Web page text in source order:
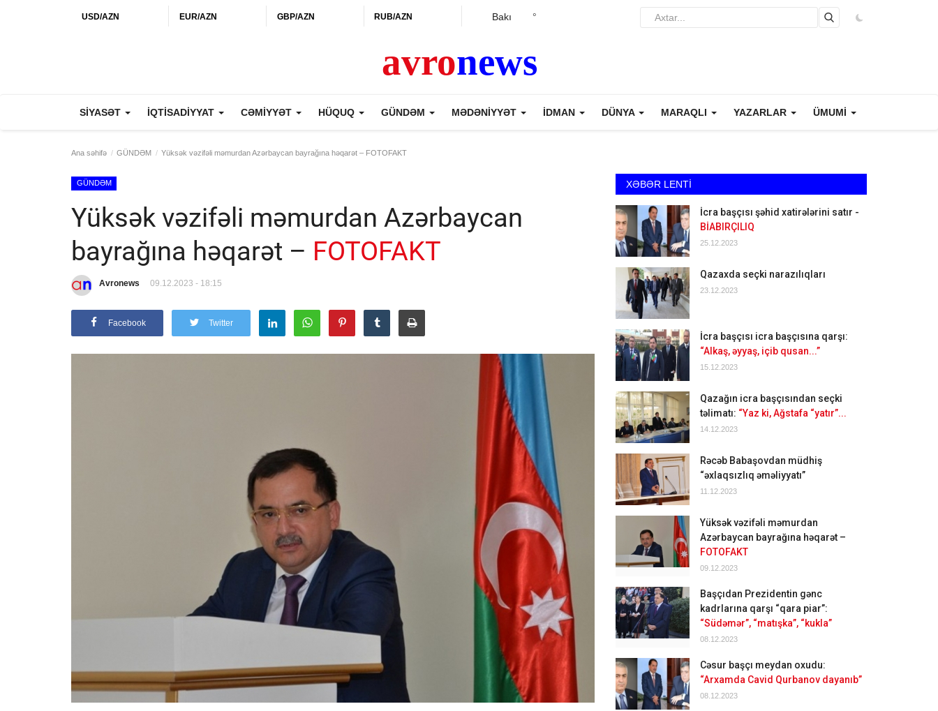
USD/AZN EUR/AZN GBP/AZN RUB/AZN Bakı °
SİYASƏT İQTİSADİYYAT CƏMİYYƏT HÜQUQ GÜNDƏM MƏDƏNİYYƏT İDMAN DÜNYA MARAQLI YAZARLAR ÜMUMİ
Ana səhifə GÜNDƏM Yüksək vəzifəli məmurdan Azərbaycan bayrağına həqarət – FOTOFAKT
GÜNDƏM
Yüksək vəzifəli məmurdan Azərbaycan
bayrağına həqarət – FOTOFAKT
Avronews 09.12.2023 - 18:15
Facebook Twitter
XƏBƏR LENTİ
İcra başçısı şəhid xatirələrini satır -
BİABIRÇILIQ
25.12.2023
Qazaxda seçki narazılıqları
23.12.2023
İcra başçısı icra başçısına qarşı:
“Alkaş, əyyaş, içib qusan...”
15.12.2023
Qazağın icra başçısından seçki
təlimatı: “Yaz ki, Ağstafa “yatır”...
14.12.2023
Rəcəb Babaşovdan müdhiş
“əxlaqsızlıq əməliyyatı”
11.12.2023
Yüksək vəzifəli məmurdan
Azərbaycan bayrağına həqarət –
FOTOFAKT
09.12.2023
Başçıdan Prezidentin gənc
kadrlarına qarşı “qara piar”:
“Südəmər”, “matışka”, “kukla”
08.12.2023
Cəsur başçı meydan oxudu:
“Arxamda Cavid Qurbanov dayanıb”
08.12.2023